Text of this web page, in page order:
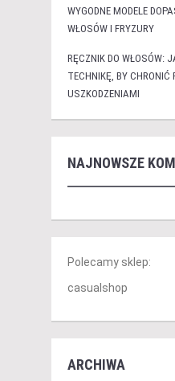
WYGODNE MODELE
WŁOSÓW I FRYZURY
RĘCZNIK DO WŁOSÓW:
TECHNIKĘ, BY CHRONIĆ
USZKODZENIAMI
NAJNOWSZE
Polecamy sklep:
casualshop
ARCHIWA